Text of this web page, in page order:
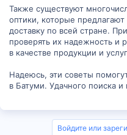
Также существуют
оптики, которые
доставку по всей стране.
проверять их надежность и
в качестве продукции и
Надеюсь, эти советы
в Батуми. Удачного поиска и
Войдите или